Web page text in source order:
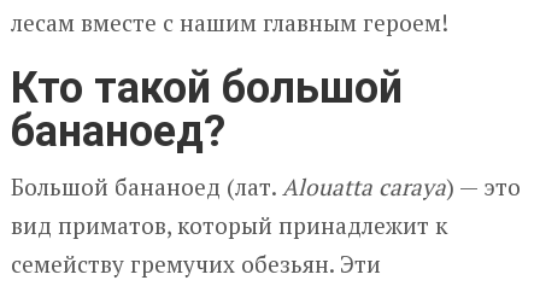
лесам вместе с нашим главным героем!
Кто такой большой
бананоед?
Большой бананоед (лат. Alouatta caraya) — это
вид приматов, который принадлежит к
семейству гремучих обезьян. Эти